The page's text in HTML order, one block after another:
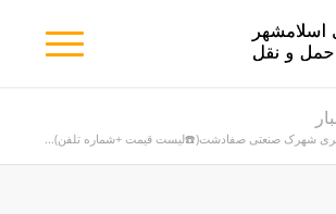
شهرک صنعتی صفادشت(☎️لیست قیمت +شماره تلفن)...